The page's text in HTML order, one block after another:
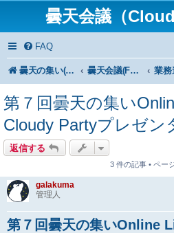
曇天会議（
FAQ
曇天の集い(HP)トップ 曇天会議(Forum)トップ
第７回曇天の集い
Cloudy Partyプレゼン
返信する
3 件の記事 • ペー
galakuma
管理人
第７回曇天の集いOnline